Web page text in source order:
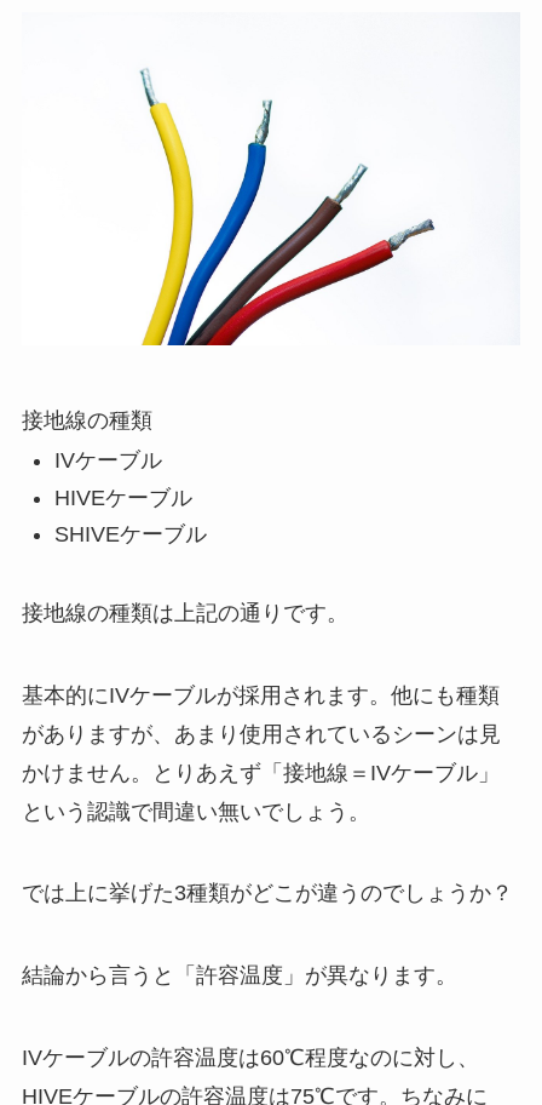
接地線の種類
IVケーブル
HIVEケーブル
SHIVEケーブル
接地線の種類は上記の通りです。
基本的にIVケーブルが採用されます。他にも種類
がありますが、あまり使用されているシーンは見
かけません。とりあえず「接地線＝IVケーブル」
という認識で間違い無いでしょう。
では上に挙げた3種類がどこが違うのでしょうか？
結論から言うと「許容温度」が異なります。
IVケーブルの許容温度は60℃程度なのに対し、
HIVEケーブルの許容温度は75℃です。ちなみに